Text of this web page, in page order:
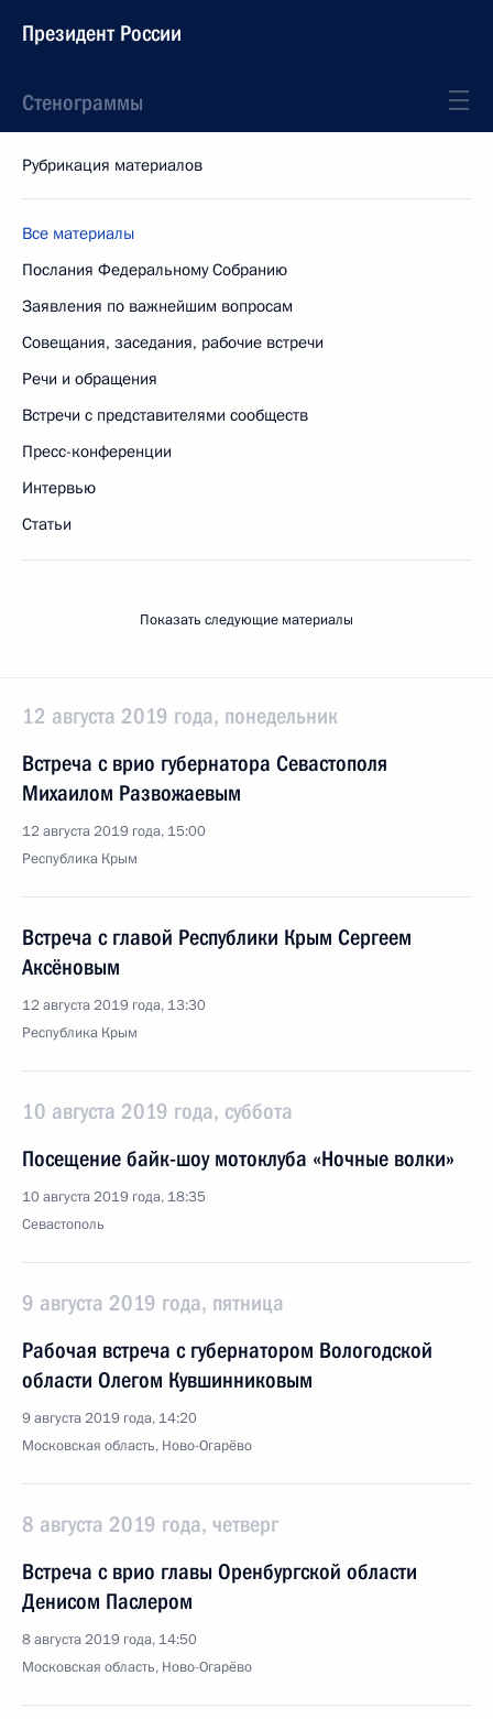
Президент России
Стенограммы
Рубрикация материалов
Все материалы
Послания Федеральному Собранию
Заявления по важнейшим вопросам
Совещания, заседания, рабочие встречи
Речи и обращения
Встречи с представителями сообществ
Пресс-конференции
Интервью
Статьи
Показать следующие материалы
12 августа 2019 года, понедельник
Встреча с врио губернатора Севастополя
Михаилом Развожаевым
12 августа 2019 года, 15:00
Республика Крым
Встреча с главой Республики Крым Сергеем
Аксёновым
12 августа 2019 года, 13:30
Республика Крым
10 августа 2019 года, суббота
Посещение байк-шоу мотоклуба «Ночные волки»
10 августа 2019 года, 18:35
Севастополь
9 августа 2019 года, пятница
Рабочая встреча с губернатором Вологодской
области Олегом Кувшинниковым
9 августа 2019 года, 14:20
Московская область, Ново-Огарёво
8 августа 2019 года, четверг
Встреча с врио главы Оренбургской области
Денисом Паслером
8 августа 2019 года, 14:50
Московская область, Ново-Огарёво